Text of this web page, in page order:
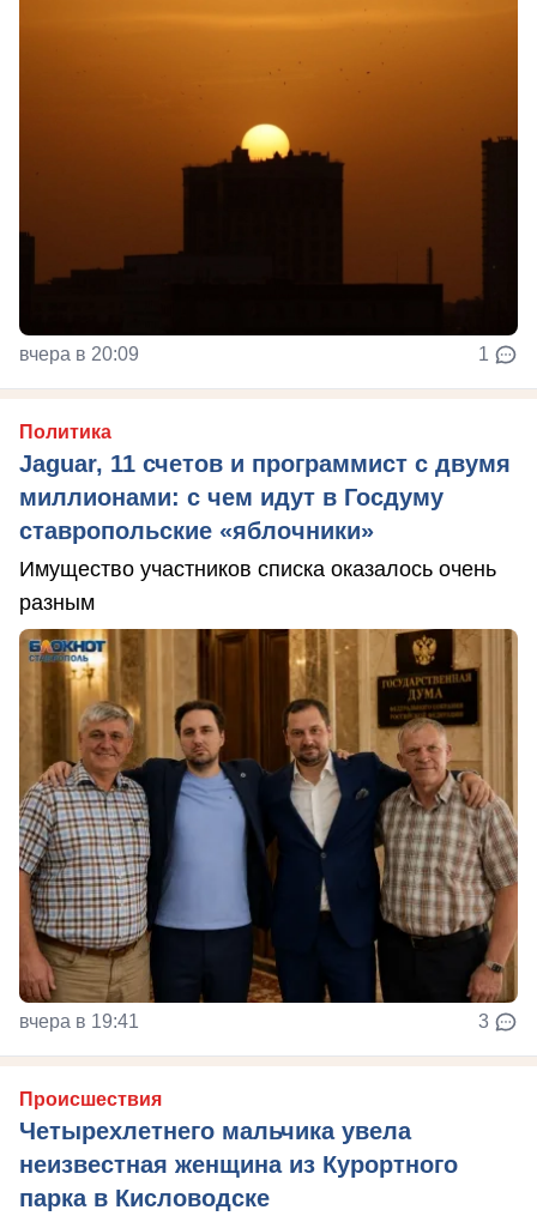
вчера в 20:09 1
Политика
Jaguar, 11 счетов и программист с двумя
миллионами: с чем идут в Госдуму
ставропольские «яблочники»
Имущество участников списка оказалось очень
разным
вчера в 19:41 3
Происшествия
Четырехлетнего мальчика увела
неизвестная женщина из Курортного
парка в Кисловодске